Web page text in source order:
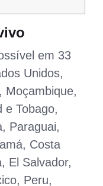
em 33
Unidos,
Moçambique,
e Tobago,
Paraguai,
Costa
El Salvador,
Peru,